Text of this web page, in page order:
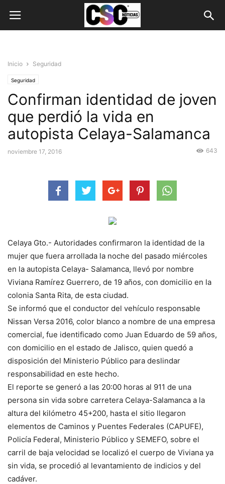
Inicio Seguridad
Seguridad
Confirman identidad de joven
que perdió la vida en
autopista Celaya-Salamanca
noviembre 17, 2016 643
Celaya Gto.- Autoridades confirmaron la identidad de la
mujer que fuera arrollada la noche del pasado miércoles
en la autopista Celaya- Salamanca, llevó por nombre
Viviana Ramírez Guerrero, de 19 años, con domicilio en la
colonia Santa Rita, de esta ciudad.
Se informó que el conductor del vehículo responsable
Nissan Versa 2016, color blanco a nombre de una empresa
comercial, fue identificado como Juan Eduardo de 59 años,
con domicilio en el estado de Jalisco, quien quedó a
disposición del Ministerio Público para deslindar
responsabilidad en este hecho.
El reporte se generó a las 20:00 horas al 911 de una
persona sin vida sobre carretera Celaya-Salamanca a la
altura del kilómetro 45+200, hasta el sitio llegaron
elementos de Caminos y Puentes Federales (CAPUFE),
Policía Federal, Ministerio Público y SEMEFO, sobre el
carril de baja velocidad se localizó el cuerpo de Viviana ya
sin vida, se procedió al levantamiento de indicios y del
cadáver.